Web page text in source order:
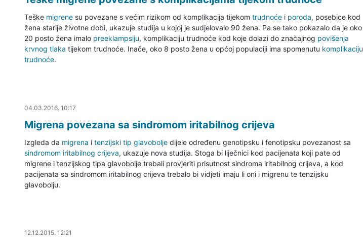
Teške migrenesu povezane s većim rizikom od komplikacija tijekom trudnoćei poroda, posebice kod
žena starije životne dobi, ukazuje studija u kojoj je sudjelovalo 90 žena. Pa se tako pokazalo da je oko
20 posto žena imalo preeklampsiju, komplikaciju trudnoće kod koje dolazi do značajnog povišenja
krvnog tlaka tijekom trudnoće. Inače, oko 8 posto žena u općoj populaciji ima spomenutu komplikaciju
trudnoće.
04.03.2016. 12:45
04.03.2016. 10:17
Migrena povezana sa sindromom iritabilnog crijeva
Izgleda da migrena i tenzijski tip glavoboljedijele određenu genotipsku i fenotipsku povezanost sa
sindromom iritabilnog crijeva, ukazuje nova studija. Stoga bi liječnici kod pacijenata koji pate od
migrene i tenzijskog tipa glavobolje trebali provjeriti prisutnost sindroma iritabilnog crijeva, a kod
pacijenata sa sindromom iritabilnog crijeva trebalo bi vidjeti imaju li oni i migrenu te tenzijsku
glavobolju.
12.12.2015. 12:40
12.12.2015. 12:21